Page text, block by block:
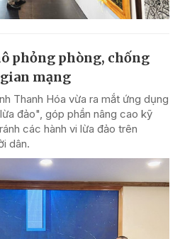
phỏng phòng, chống
mạng
Thanh Hóa vừa ra mắt ứng dụng
đảo", góp phần nâng cao kỹ
các hành vi lừa đảo trên
dân.